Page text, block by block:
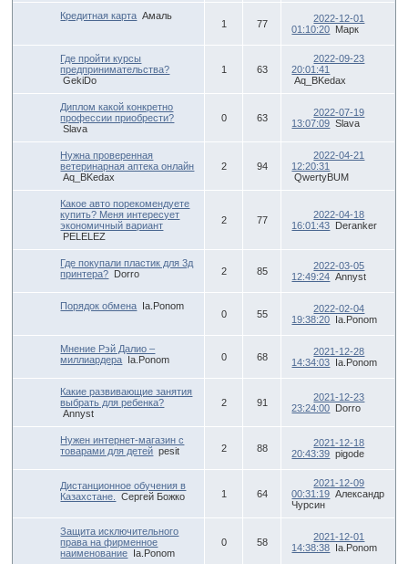
Кредитная карта Амаль
1 77
2022-12-01
01:10:20 Марк
Где пройти курсы
предпринимательства?
GekiDo
1 63
2022-09-23
20:01:41
Aq_BKedax
Диплом какой конкретно
профессии приобрести?
Slava
0 63
2022-07-19
13:07:09 Slava
Нужна проверенная
ветеринарная аптека онлайн
Aq_BKedax
2 94
2022-04-21
12:20:31
QwertyBUM
Какое авто порекомендуете
купить? Меня интересует
экономичный вариант
PELELEZ
2 77
2022-04-18
16:01:43
Deranker
Где покупали пластик для 3д
принтера?
Dorro 2 85
2022-03-05
12:49:24 Annyst
Порядок обмена Ia.Ponom
0 55
2022-02-04
19:38:20
Ia.Ponom
Мнение Рэй Далио –
миллиардера
Ia.Ponom 0 68
2021-12-28
14:34:03
Ia.Ponom
Какие развивающие занятия
выбрать для ребенка?
Annyst
2 91
2021-12-23
23:24:00
Dorro
Нужен интернет-магазин с
товарами для детей pesit 2 88
2021-12-18
20:43:39 pigode
Дистанционное обучения в
Казахстане.
Сергей Божко 1 64
2021-12-09
00:31:19 Александр
Чурсин
Защита исключительного
права на фирменное
наименование
Ia.Ponom
0 58
2021-12-01
14:38:38
Ia.Ponom